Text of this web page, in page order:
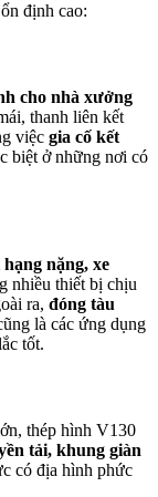
định cao:
cho nhà xưởng
thanh liên kết
việc gia cố kết
biệt ở những nơi có
nặng, xe
nhiều thiết bị chịu
ra, đóng tàu
là các ứng dụng
tốt.
thép hình V130
tải, khung giàn
có địa hình phức